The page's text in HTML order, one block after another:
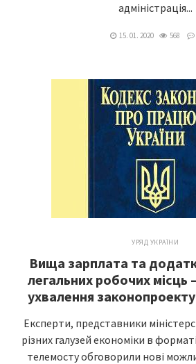
адміністрація...
15. 01. 2020 568
УРЯД УКРАЇНИ
Вища зарплата та
легальних робочих місць
ухвалення
Експерти, представники
різних галузей економіки в
телемосту обговорили нові